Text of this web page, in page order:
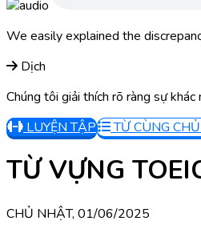
We easily explained the
Dịch
Chúng tôi giải thích rõ ràng sự
LUYỆN TẬP
TỪ CÙNG
TỪ VỰNG
CHỦ NHẬT, 01/06/2025